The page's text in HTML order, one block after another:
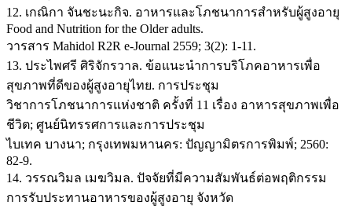
12. เกณิกา จันชะนะกิจ. อาหารและโภชนาการสำหรับผู้สูงอายุ
Food and Nutrition for the Older adults.
วารสาร Mahidol R2R e-Journal 2559; 3(2): 1-11.
13. ประไพศรี ศิริจักรวาล. ข้อแนะนำการบริโภคอาหารเพื่อ
สุขภาพที่ดีของผู้สูงอายุไทย. การประชุม
วิชาการโภชนาการแห่งชาติ ครั้งที่ 11 เรื่อง อาหารสุขภาพเพื่อ
ชีวิต; ศูนย์นิทรรศการและการประชุม
ไบเทค บางนา; กรุงเทพมหานคร: ปัญญามิตรการพิมพ์; 2560:
82-9.
14. วรรณวิมล เมฆวิมล. ปัจจัยที่มีความสัมพันธ์ต่อพฤติกรรม
การรับประทานอาหารของผู้สูงอายุ จังหวัด